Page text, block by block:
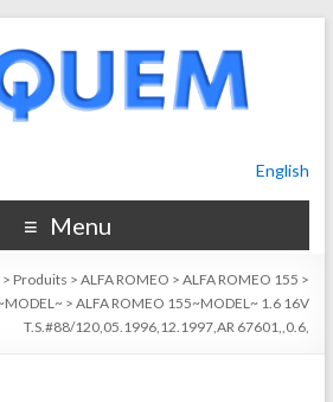
English
Menu
> Produits >ALFA ROMEO >ALFA ROMEO 155 >
>ALFA ROMEO 155~MODEL~ 1.6 16V
T.S.#88/120,05.1996,12.1997,AR 67601,,0.6,